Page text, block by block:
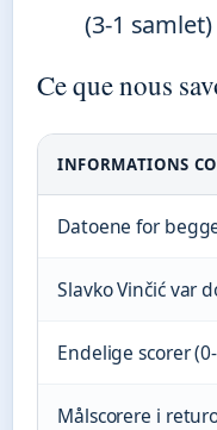
(3-1 samlet)
Ce que nous
INFORMATIONS
Datoene for
Slavko Vinčić var
Endelige scorer
Målscorere i